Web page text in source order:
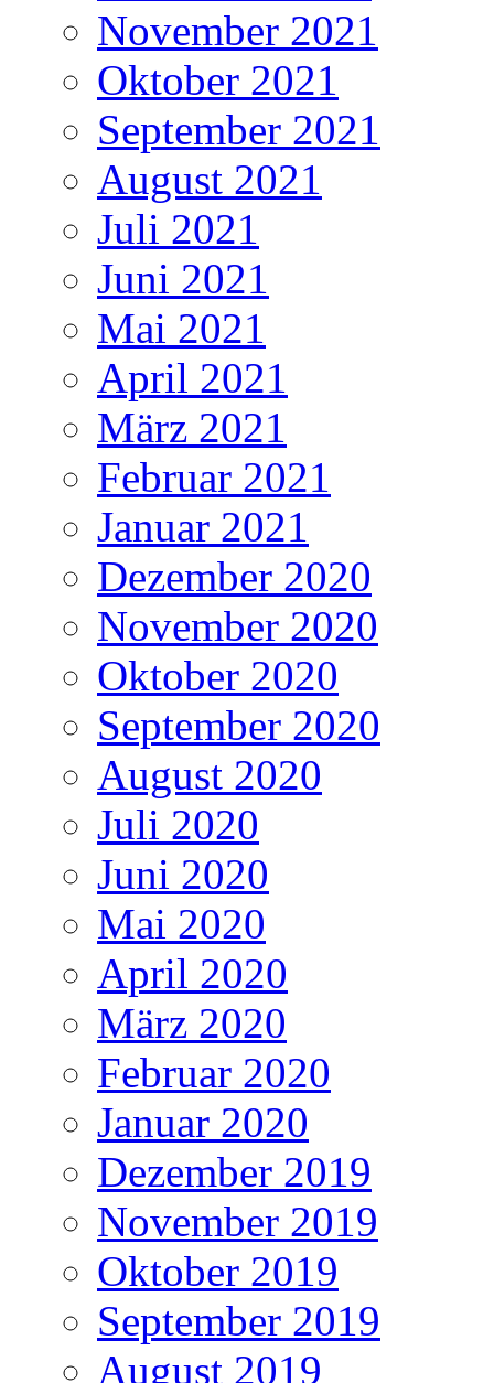
November 2021
Oktober 2021
September 2021
August 2021
Juli 2021
Juni 2021
Mai 2021
April 2021
März 2021
Februar 2021
Januar 2021
Dezember 2020
November 2020
Oktober 2020
September 2020
August 2020
Juli 2020
Juni 2020
Mai 2020
April 2020
März 2020
Februar 2020
Januar 2020
Dezember 2019
November 2019
Oktober 2019
September 2019
August 2019